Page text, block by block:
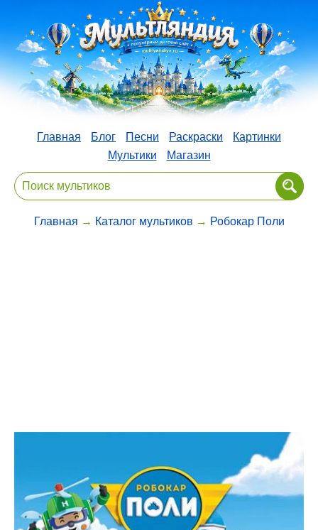
Главная Блог Песни Раскраски
Картинки
Мультики
Магазин
Главная → Каталог мультиков → Робокар Поли